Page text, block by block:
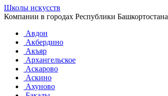
Школы искусств
Компании в городах Республики Башкортостана
Авдон
Акбердино
Акъяр
Архангельское
Аскарово
Аскино
Ахуново